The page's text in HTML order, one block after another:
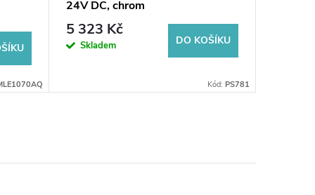
24V DC, chrom
5 323 Kč
Skladem DO KOŠÍKU
Kód: PS781